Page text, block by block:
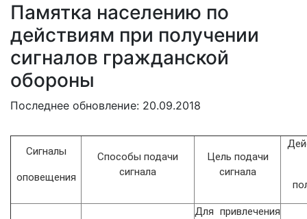
Памятка населению по
действиям при получении
сигналов гражданской
обороны
Последнее обновление: 20.09.2018
Сигналы
оповещения
Способы подачи
сигнала
Цель подачи
сигнала
Для привлечения